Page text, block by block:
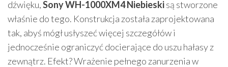
dźwięku,Sony WH-1000XM4 Niebieskisą stworzone
właśnie do tego. Konstrukcja została zaprojektowana
tak, abyś mógł usłyszeć więcej szczegółów i
jednocześnie ograniczyć docierające do uszu hałasy z
zewnątrz. Efekt? Wrażenie pełnego zanurzenia w